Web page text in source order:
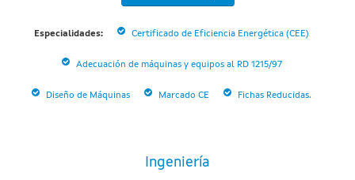
Especialidades: Certificado de Eficiencia Energética (CEE)
Adecuación de máquinas y equipos al RD 1215/97
Diseño de Máquinas Marcado CE Fichas Reducidas.
Ingeniería